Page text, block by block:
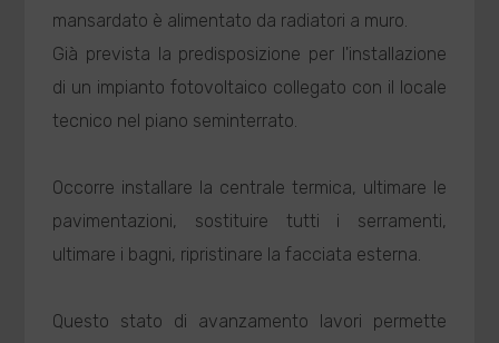
mansardato è alimentato da radiatori a muro.
Già prevista la predisposizione per l'installazione
di un impianto fotovoltaico collegato con il locale
tecnico nel piano seminterrato.
Occorre installare la centrale termica, ultimare le
pavimentazioni, sostituire tutti i serramenti,
ultimare i bagni, ripristinare la facciata esterna.
Questo stato di avanzamento lavori permette